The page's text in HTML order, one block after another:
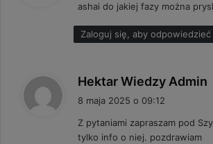
z
e
:
ashai do jakiej fazy można
Zaloguj się, aby odpowiedzieć
Hektar Wiedzy Admin
z
8 maja 2025 o 09:12
Z pytaniami zapraszam pod
tylko info o niej. pozdrawiam